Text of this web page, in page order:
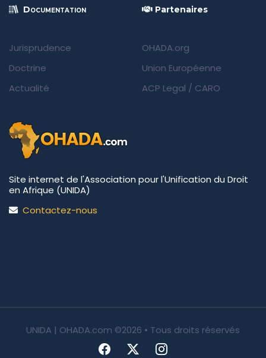
Documentation
Jurisprudence
Doctrine
Actualité
Partenaires
OHADA.org
Union Européenne
ACP Legal / CARO
Site internet de l'Association pour l'Unification du Droit
en Afrique (UNIDA)
Contactez-nous
UNIDA | OHADA.com ©2026 • Tous droits réservés